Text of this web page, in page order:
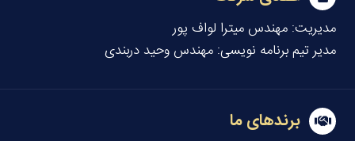
مدیریت: مهندس میترا لواف پور
مدیر تیم برنامه نویسی: مهندس وحید دربندی
برندهای ما